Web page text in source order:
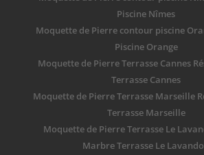
Piscine Nîmes
Moquette de Pierre contour piscine
Piscine Orange
Moquette de Pierre Terrasse Cannes
Terrasse Cannes
Moquette de Pierre Terrasse Marseille
Terrasse Marseille
Moquette de Pierre Terrasse Le
Marbre Terrasse Le